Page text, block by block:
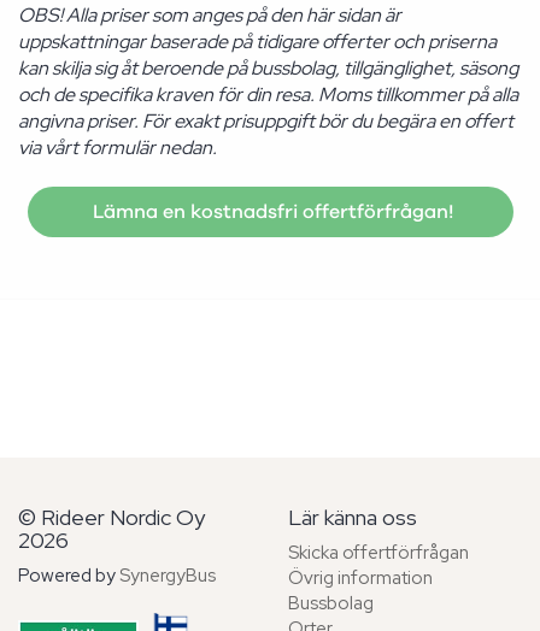
OBS! Alla priser som anges på den här sidan är
uppskattningar baserade på tidigare offerter och priserna
kan skilja sig åt beroende på bussbolag, tillgänglighet, säsong
och de specifika kraven för din resa. Moms tillkommer på alla
angivna priser. För exakt prisuppgift bör du begära en offert
via vårt formulär nedan.
Lämna en kostnadsfri offertförfrågan!
© Rideer Nordic Oy
2026
Powered by SynergyBus
Lär känna oss
Skicka offertförfrågan
Övrig information
Bussbolag